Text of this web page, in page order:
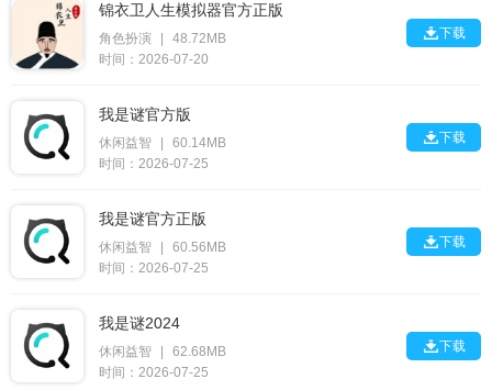
锦衣卫人生模拟器官方正版
角色扮演
48.72MB
时间：2026-07-20
下载
我是谜官方版
休闲益智
60.14MB
时间：2026-07-25
下载
我是谜官方正版
休闲益智
60.56MB
时间：2026-07-25
下载
我是谜2024
休闲益智
62.68MB
时间：2026-07-25
下载